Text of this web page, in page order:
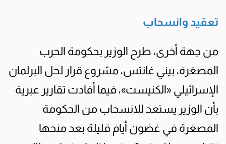
تعقيد وانسحاب
من جهة أخرى، طرح الوزير بحكومة الحرب
المصغرة، بيني غانتس، مشروع قرار لحل البرلمان
الإسرائيلي «الكنيست»، فيما أفادت تقارير عبرية
بأن الوزير يستعد للانسحاب من الحكومة
المصغرة في غضون أيام قليلة بعد منحها